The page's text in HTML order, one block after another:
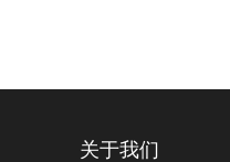
关于我们